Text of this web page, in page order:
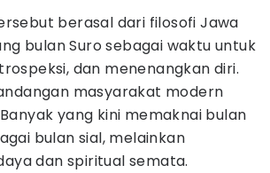
berasal dari filosofi Jawa
bulan Suro sebagai waktu untuk
dan menenangkan diri.
masyarakat modern
yang kini memaknai bulan
bulan sial, melainkan
dan spiritual semata.